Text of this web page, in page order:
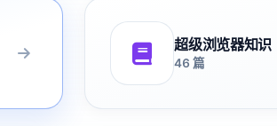
超级浏览器知识
46 篇